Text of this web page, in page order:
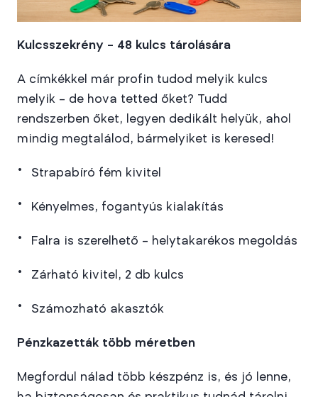
Kulcsszekrény – 48 kulcs tárolására
A címkékkel már profin tudod melyik kulcs
melyik – de hova tetted őket? Tudd
rendszerben őket, legyen dedikált helyük, ahol
mindig megtalálod, bármelyiket is keresed!
Strapabíró fém kivitel
Kényelmes, fogantyús kialakítás
Falra is szerelhető – helytakarékos megoldás
Zárható kivitel, 2 db kulcs
Számozható akasztók
Pénzkazetták több méretben
Megfordul nálad több készpénz is, és jó lenne,